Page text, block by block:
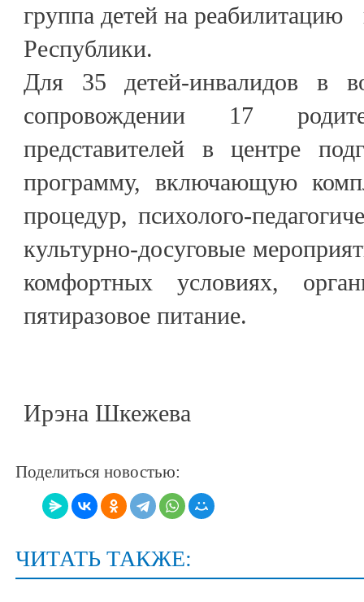
группа детей на
Республики.
Для 35 детей-инвалидов в
сопровождении 17
представителей в центре
программу, включающую
процедур, психолого-
культурно-досуговые
комфортных условиях,
пятиразовое питание.
Ирэна Шкежева
Поделиться новостью:
ЧИТАТЬ ТАКЖЕ: